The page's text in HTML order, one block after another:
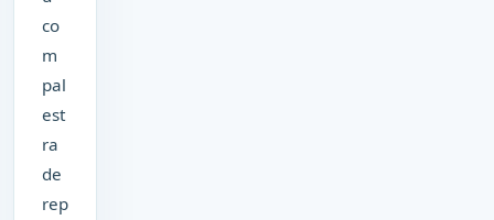
co
m
pal
est
ra
de
rep